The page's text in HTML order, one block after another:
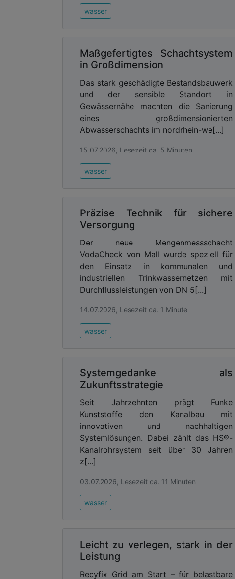
wasser
Maßgefertigtes Schachtsystem
in Großdimension
Das stark geschädigte Bestandsbauwerk
und der sensible Standort in
Gewässernähe machten die Sanierung
eines großdimensionierten
Abwasserschachts im nordrhein-we[...]
15.07.2026, Lesezeit ca. 5 Minuten
wasser
Präzise Technik für sichere
Versorgung
Der neue Mengenmessschacht
VodaCheck von Mall wurde speziell für
den Einsatz in kommunalen und
industriellen Trinkwassernetzen mit
Durchflussleistungen von DN 5[...]
14.07.2026, Lesezeit ca. 1 Minute
wasser
Systemgedanke als
Zukunftsstrategie
Seit Jahrzehnten prägt Funke
Kunststoffe den Kanalbau mit
innovativen und nachhaltigen
Systemlösungen. Dabei zählt das HS®-
Kanalrohrsystem seit über 30 Jahren
z[...]
03.07.2026, Lesezeit ca. 11 Minuten
wasser
Leicht zu verlegen, stark in der
Leistung
Recyfix Grid am Start – für belastbare